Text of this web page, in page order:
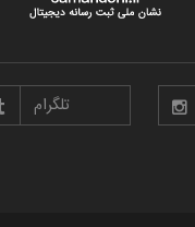
تلگرام